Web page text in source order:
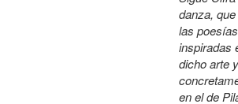
danza,
las poesías
inspiradas
dicho arte y
en el de